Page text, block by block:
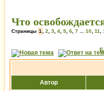
Что
Страницы 1 2 3 4 5 6 7 10 11
Автор